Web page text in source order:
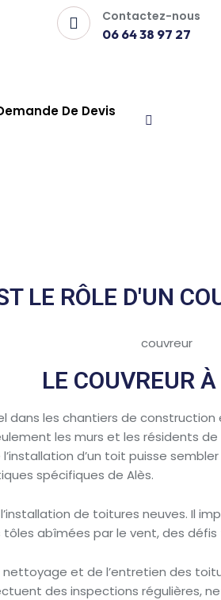
Contactez-nous
06 64 38 97 27
De Devis
LE RÔLE D'UN
LE COUVREUR
dans les chantiers de
les murs et les résidents
l’installation d’un toit puisse
spécifiques de Alès.
de toitures neuves. Il
abîmées par le vent, des défis
nettoyage et de l’entretien des
des inspections régulières,